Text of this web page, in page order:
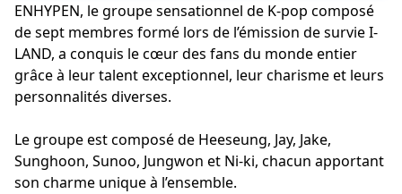
ENHYPEN, le groupe sensationnel de K-pop composé
de sept membres formé lors de l’émission de survie I-
LAND, a conquis le cœur des fans du monde entier
grâce à leur talent exceptionnel, leur charisme et leurs
personnalités diverses.
Le groupe est composé de Heeseung, Jay, Jake,
Sunghoon, Sunoo, Jungwon et Ni-ki, chacun apportant
son charme unique à l’ensemble.